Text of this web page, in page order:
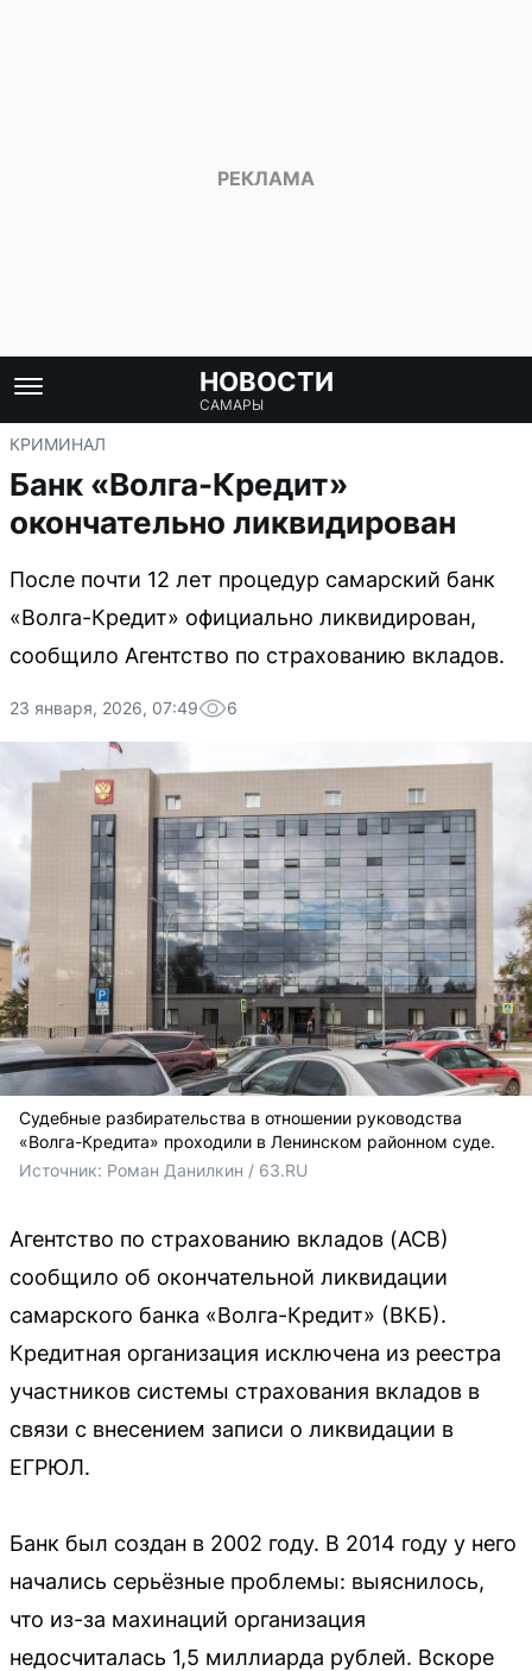
НОВОСТИ
САМАРЫ
КРИМИНАЛ
Банк «Волга-Кредит»
окончательно ликвидирован
После почти 12 лет процедур самарский банк
«Волга-Кредит» официально ликвидирован,
сообщило Агентство по страхованию вкладов.
23 января, 2026, 07:49 6
Судебные разбирательства в отношении руководства
«Волга-Кредита» проходили в Ленинском районном суде.
Источник: Роман Данилкин / 63.RU
Агентство по страхованию вкладов (АСВ)
сообщило об окончательной ликвидации
самарского банка «Волга-Кредит» (ВКБ).
Кредитная организация исключена из реестра
участников системы страхования вкладов в
связи с внесением записи о ликвидации в
ЕГРЮЛ.
Банк был создан в 2002 году. В 2014 году у него
начались серьёзные проблемы: выяснилось,
что из-за махинаций организация
недосчиталась 1,5 миллиарда рублей. Вскоре